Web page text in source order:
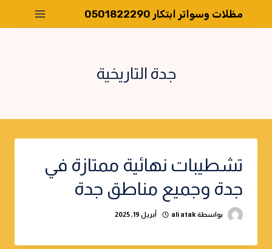
مظلات وسواتر ابتكار 0501822290
جدة التاريخية
تشطيبات نهائية ممتازة في
جدة وجميع مناطق جدة
بواسطة ali atak أبريل 19, 2025